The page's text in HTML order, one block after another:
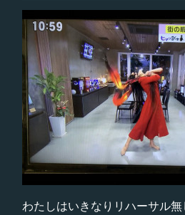
わたしはいきなりリハーサル無